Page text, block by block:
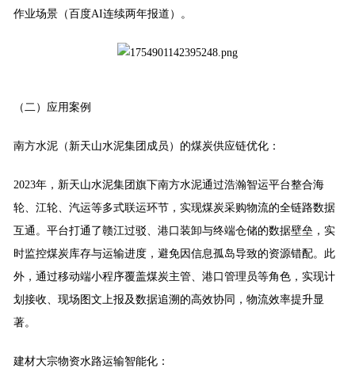
作业场景（百度AI连续两年报道）。
（二）应用案例
南方水泥（新天山水泥集团成员）的煤炭供应链优化：
2023年，新天山水泥集团旗下南方水泥通过浩瀚智运平台整合海
轮、江轮、汽运等多式联运环节，实现煤炭采购物流的全链路数据
互通。平台打通了赣江过驳、港口装卸与终端仓储的数据壁垒，实
时监控煤炭库存与运输进度，避免因信息孤岛导致的资源错配。此
外，通过移动端小程序覆盖煤炭主管、港口管理员等角色，实现计
划接收、现场图文上报及数据追溯的高效协同，物流效率提升显
著。
建材大宗物资水路运输智能化：